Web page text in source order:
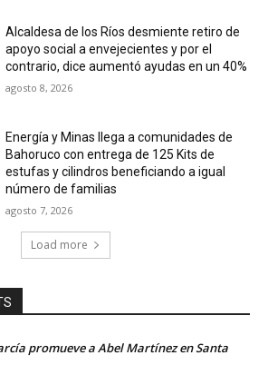
Alcaldesa de los Ríos desmiente retiro de
apoyo social a envejecientes y por el
contrario, dice aumentó ayudas en un 40%
agosto 8, 2026
Energía y Minas llega a comunidades de
Bahoruco con entrega de 125 Kits de
estufas y cilindros beneficiando a igual
número de familias
agosto 7, 2026
Load more
promueve a Abel Martínez en Santa